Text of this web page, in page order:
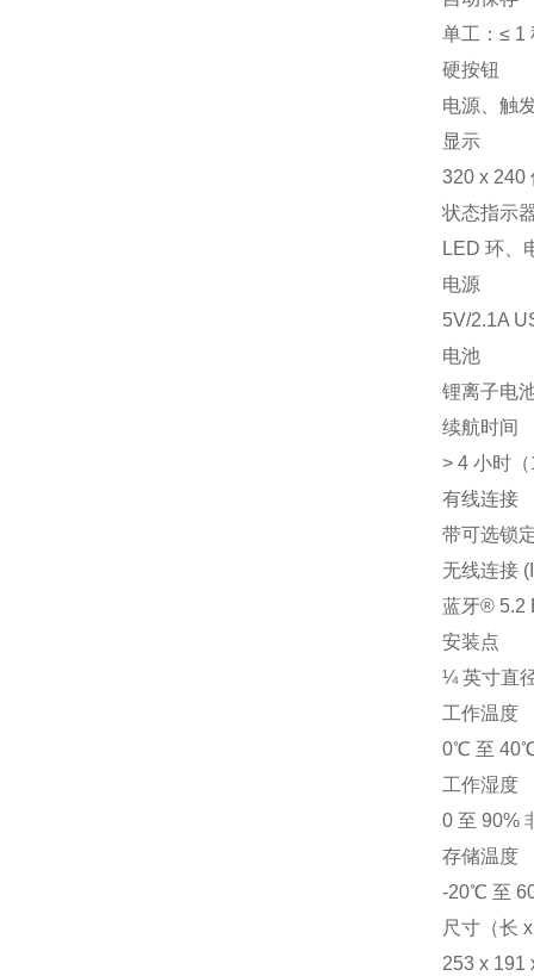
单工：≤ 1
硬按钮
电源、触
显示
320 x 240
状态指示
LED 环、
电源
5V/2.1A
电池
锂离子电
续航时间
> 4 小时
有线连接
带可选锁
无线连接
蓝牙® 5.2
安装点
¼ 英寸直
工作温度
0℃ 至
工作湿度
0 至 90%
存储温度
-20℃ 至
尺寸（长
253 x 191